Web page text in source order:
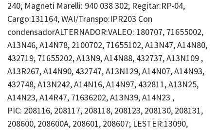
240; Magneti Marelli: 940 038 302; Regitar:RP-04,
Cargo:131164, WAI/Transpo:IPR203 Con
condensadorALTERNADOR:VALEO: 180707, 71655002,
A13N46, A14N78, 2100702, 71655102, A13N47, A14N80,
432719, 71655202, A13N9, A14N88, 432737, A13N109 ,
A13R267, A14N90, 432747, A13N129, A14N07, A14N93,
432748, A13N242, A14N16, A14N97, 432811, A13N25,
A14N23, A14R47, 71636202, A13N39, A14N23 ,
PIC: 208116, 208117, 208118, 208123, 208130, 208131,
208600, 208600A, 208601, 208607; LESTER:13090,